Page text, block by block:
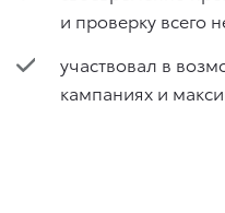
и проверку всего
участвовал в
кампаниях и